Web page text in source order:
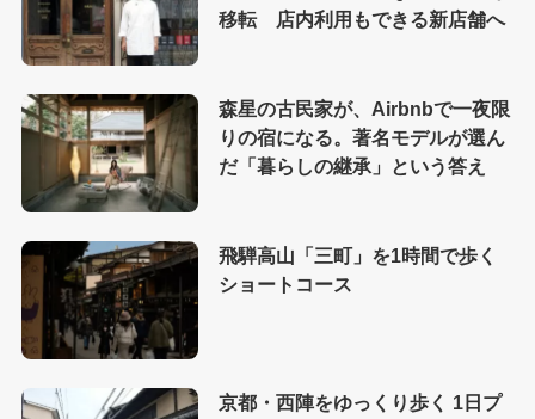
移転 店内利用もできる新店舗へ
森星の古民家が、Airbnbで一夜限
りの宿になる。著名モデルが選ん
だ「暮らしの継承」という答え
飛騨高山「三町」を1時間で歩く
ショートコース
京都・西陣をゆっくり歩く 1日プ